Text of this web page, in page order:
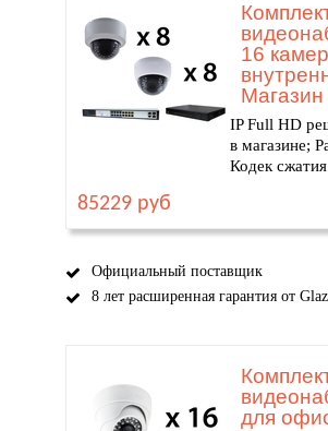
16 камер
Магазин
IP Full HD
в магазине;
Кодек
85229 руб
Официальный поставщик
8 лет расширенная гарантия от
для